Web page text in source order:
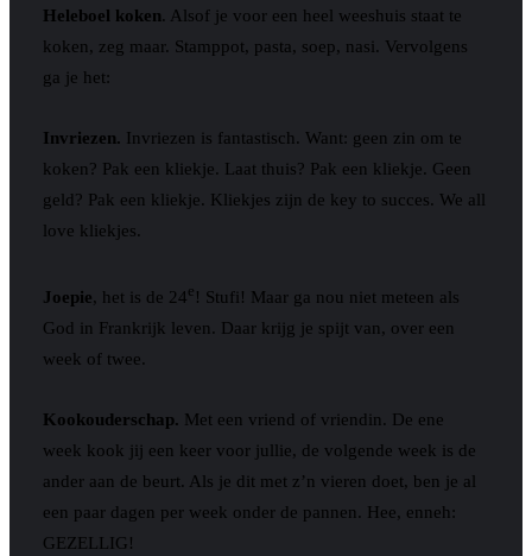
Heleboel koken. Alsof je voor een heel weeshuis staat te
koken, zeg maar. Stamppot, pasta, soep, nasi. Vervolgens
ga je het:
Invriezen. Invriezen is fantastisch. Want: geen zin om te
koken? Pak een kliekje. Laat thuis? Pak een kliekje. Geen
geld? Pak een kliekje. Kliekjes zijn de key to succes. We all
love kliekjes.
Joepie, het is de 24e ! Stufi! Maar ga nou niet meteen als
God in Frankrijk leven. Daar krijg je spijt van, over een
week of twee.
Kookouderschap. Met een vriend of vriendin. De ene
week kook jij een keer voor jullie, de volgende week is de
ander aan de beurt. Als je dit met z’n vieren doet, ben je al
een paar dagen per week onder de pannen. Hee, enneh:
GEZELLIG!